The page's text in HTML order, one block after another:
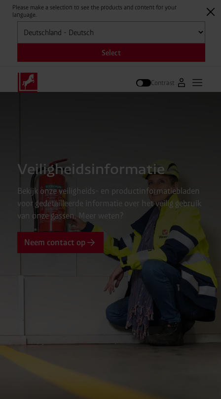
Please make a selection to see the products and content for your
language.
Selecteren
Select
Contrast Naar
Veiligheidsinformatie
Bekijk onze veiligheids- en productinformatiebladen
voor gedetailleerde informatie over het veilig gebruik
van onze gassen. Meer weten?
Neem contact op